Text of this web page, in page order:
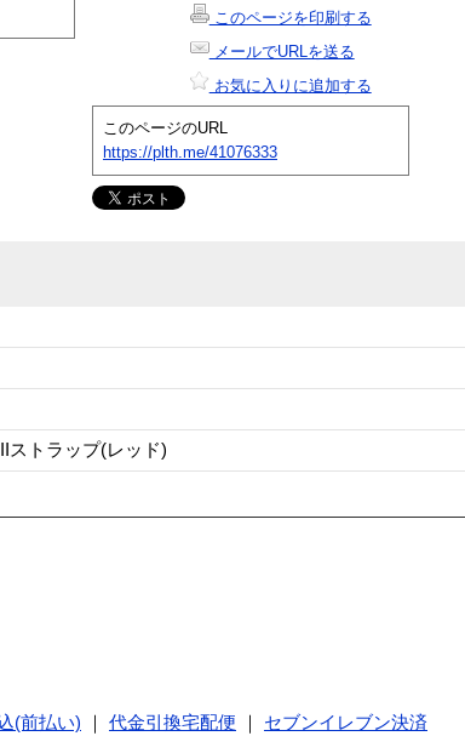
このページを印刷する
メールでURLを送る
お気に入りに追加する
このページのURL
https://plth.me/41076333
ストラップ(レッド)
(前払い) 代金引換宅配便
セブンイレブン決済